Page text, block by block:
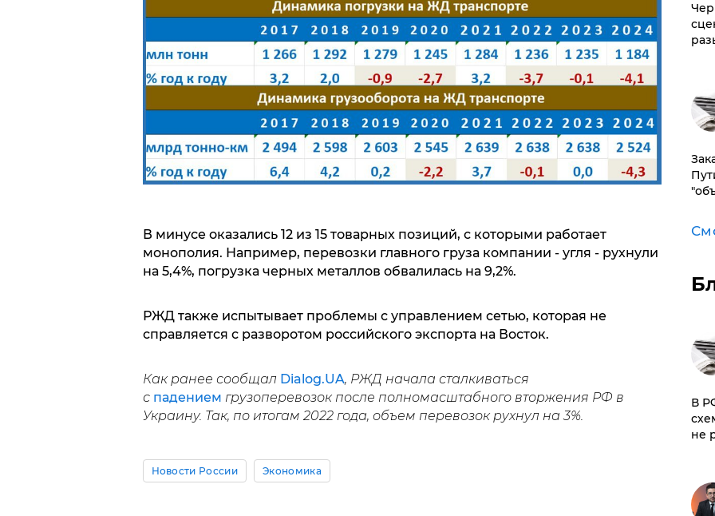
В минусе оказались 12 из 15 товарных позиций, с которыми работает
монополия. Например, перевозки главного груза компании - угля - рухнули
на 5,4%, погрузка черных металлов обвалилась на 9,2%.
РЖД также испытывает проблемы с управлением сетью, которая не
справляется с разворотом российского экспорта на Восток.
Как ранее сообщал Dialog.UA, РЖД начала сталкиваться
с падением грузоперевозок после полномасштабного вторжения РФ в
Украину. Так, по итогам 2022 года, объем перевозок рухнул на 3%.
Новости России Экономика
​В
не